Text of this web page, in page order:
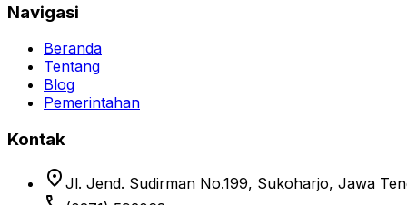
Navigasi
Beranda
Tentang
Blog
Pemerintahan
Kontak
location_on Jl. Jend. Sudirman No.199, Sukoharjo, Jawa